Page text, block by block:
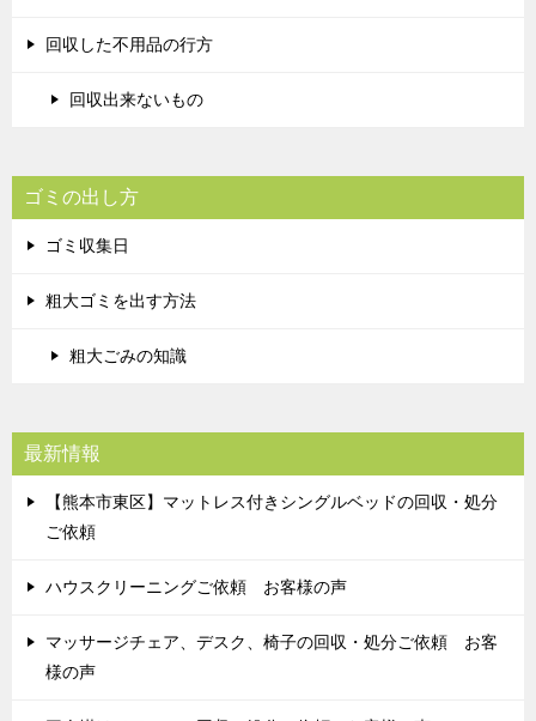
回収した不用品の行方
回収出来ないもの
ゴミの出し方
ゴミ収集日
粗大ゴミを出す方法
粗大ごみの知識
最新情報
【熊本市東区】マットレス付きシングルベッドの回収・処分
ご依頼
ハウスクリーニングご依頼 お客様の声
マッサージチェア、デスク、椅子の回収・処分ご依頼 お客
様の声